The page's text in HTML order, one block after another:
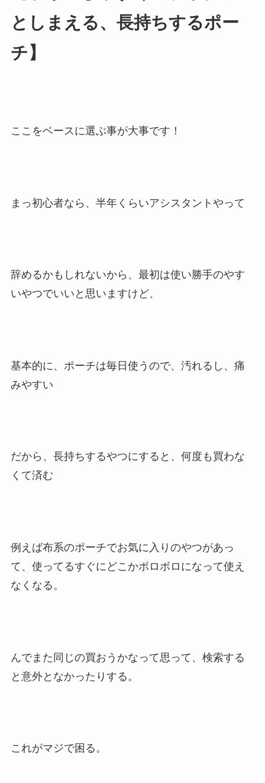
としまえる、長持ちするポー
チ】
ここをベースに選ぶ事が大事です！
まっ初心者なら、半年くらいアシスタントやって
辞めるかもしれないから、最初は使い勝手のやす
いやつでいいと思いますけど、
基本的に、ポーチは毎日使うので、汚れるし、痛
みやすい
だから、長持ちするやつにすると、何度も買わな
くて済む
例えば布系のポーチでお気に入りのやつがあっ
て、使ってるすぐにどこかボロボロになって使え
なくなる。
んでまた同じの買おうかなって思って、検索する
と意外となかったりする。
これがマジで困る。